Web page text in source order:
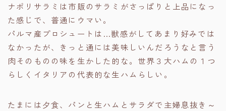
ナポリサラミは市販のサラミがさっぱりと上品になっ
た感じで、普通にウマい。
パルマ産プロシュートは…獣感がしてあまり好みでは
なかったが、きっと通には美味しいんだろうなと言う
肉そのものの味を生かした的な。世界３大ハムの１つ
らしくイタリアの代表的な生ハムらしい。
たまには夕食、パンと生ハムとサラダで主婦息抜き～